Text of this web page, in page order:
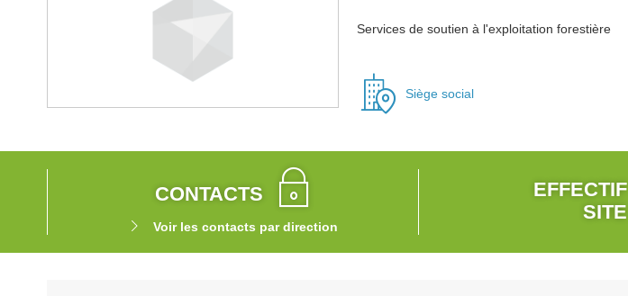
Services de soutien à l'exploitation forestière
Siège social
CONTACTS
Voir les contacts par direction
EFFECTIF
SITE